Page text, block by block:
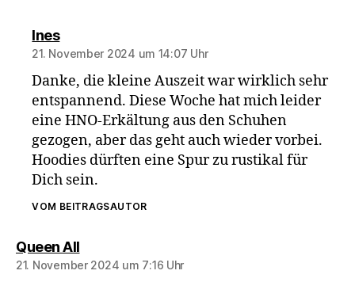
Inessagt:
21. November 2024 um 14:07 Uhr
Danke, die kleine Auszeit war wirklich sehr
entspannend. Diese Woche hat mich leider
eine HNO-Erkältung aus den Schuhen
gezogen, aber das geht auch wieder vorbei.
Hoodies dürften eine Spur zu rustikal für
Dich sein.
VOM BEITRAGSAUTOR
Queen Allsagt:
21. November 2024 um 7:16 Uhr